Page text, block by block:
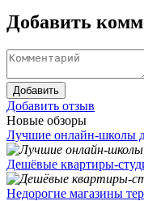
Добавить
Добавить
Добавить отзыв
Новые обзоры
Лучшие онлайн-школы
Дешёвые квартиры-
Недорогие магазины